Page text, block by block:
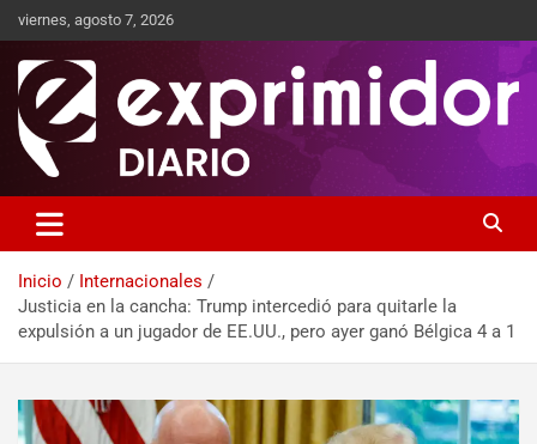
viernes, agosto 7, 2026
Exprimidor media
Inicio
Internacionales
Justicia en la cancha: Trump intercedió para quitarle la
expulsión a un jugador de EE.UU., pero ayer ganó Bélgica 4 a 1